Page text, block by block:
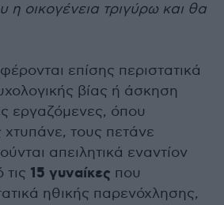
η οικογένεια τριγύρω και θα
επίσης περιστατικά
βίας ή άσκηση
εργαζόμενες, όπου
τους πετάνε
απειλητικά εναντίον
15 γυναίκες που
ηθικής παρενόχλησης,